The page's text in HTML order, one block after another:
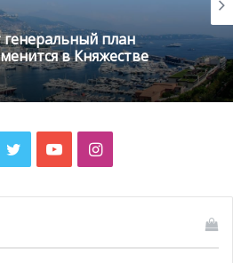
план
в Княжестве
TwitterYouTubeInstagram